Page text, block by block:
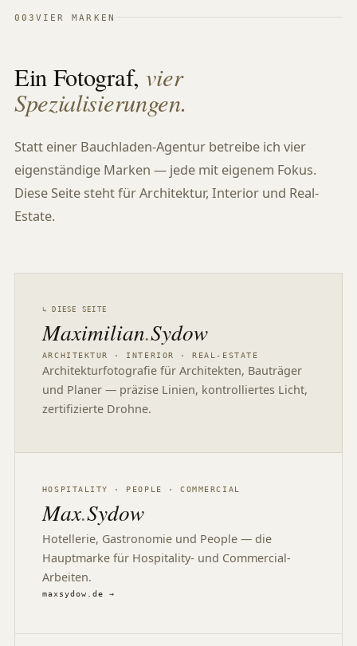
003 VIER MARKEN
Ein Fotograf, vier
Spezialisierungen.
Statt einer Bauchladen-Agentur betreibe ich vier
eigenständige Marken — jede mit eigenem Fokus.
Diese Seite steht für Architektur, Interior und Real-
Estate.
↳ DIESE SEITE
Maximilian.Sydow
ARCHITEKTUR · INTERIOR · REAL-ESTATE
Architekturfotografie für Architekten, Bauträger
und Planer — präzise Linien, kontrolliertes Licht,
zertifizierte Drohne.
HOSPITALITY · PEOPLE · COMMERCIAL
Max.Sydow
Hotellerie, Gastronomie und People — die
Hauptmarke für Hospitality- und Commercial-
Arbeiten.
maxsydow.de →